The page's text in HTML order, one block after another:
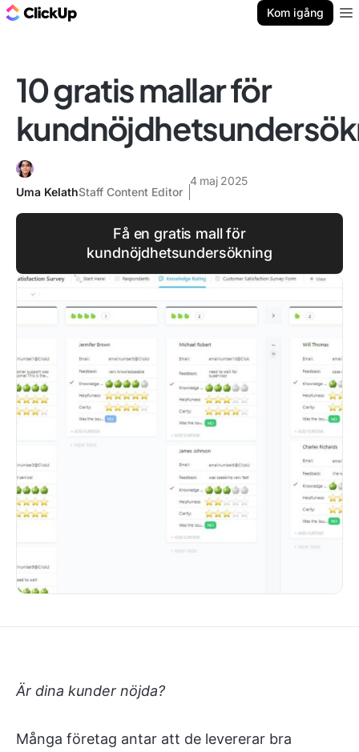
Kom igång
10 gratis mallar för
Uma KelathStaff Content Editor
4 maj 2025
Få en gratis mall för
kundnöjdhetsundersökning
Är dina kunder nöjda?
Många företag antar att de levererar bra